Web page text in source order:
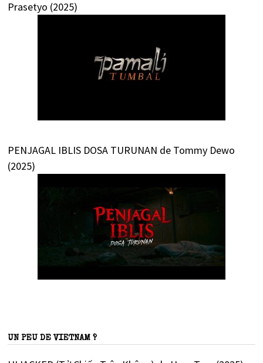
Prasetyo (2025)
PENJAGAL IBLIS DOSA TURUNAN de Tommy Dewo
(2025)
UN PEU DE VIETNAM ?